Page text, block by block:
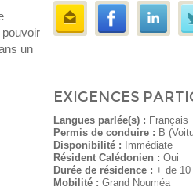
un
EXIGENCES
Langues parlée(s) : Français
Permis de conduire : B
Disponibilité :
Immédiate
Résident Calédonien : Oui
Durée de résidence : + de 10
Mobilité : Grand Nouméa